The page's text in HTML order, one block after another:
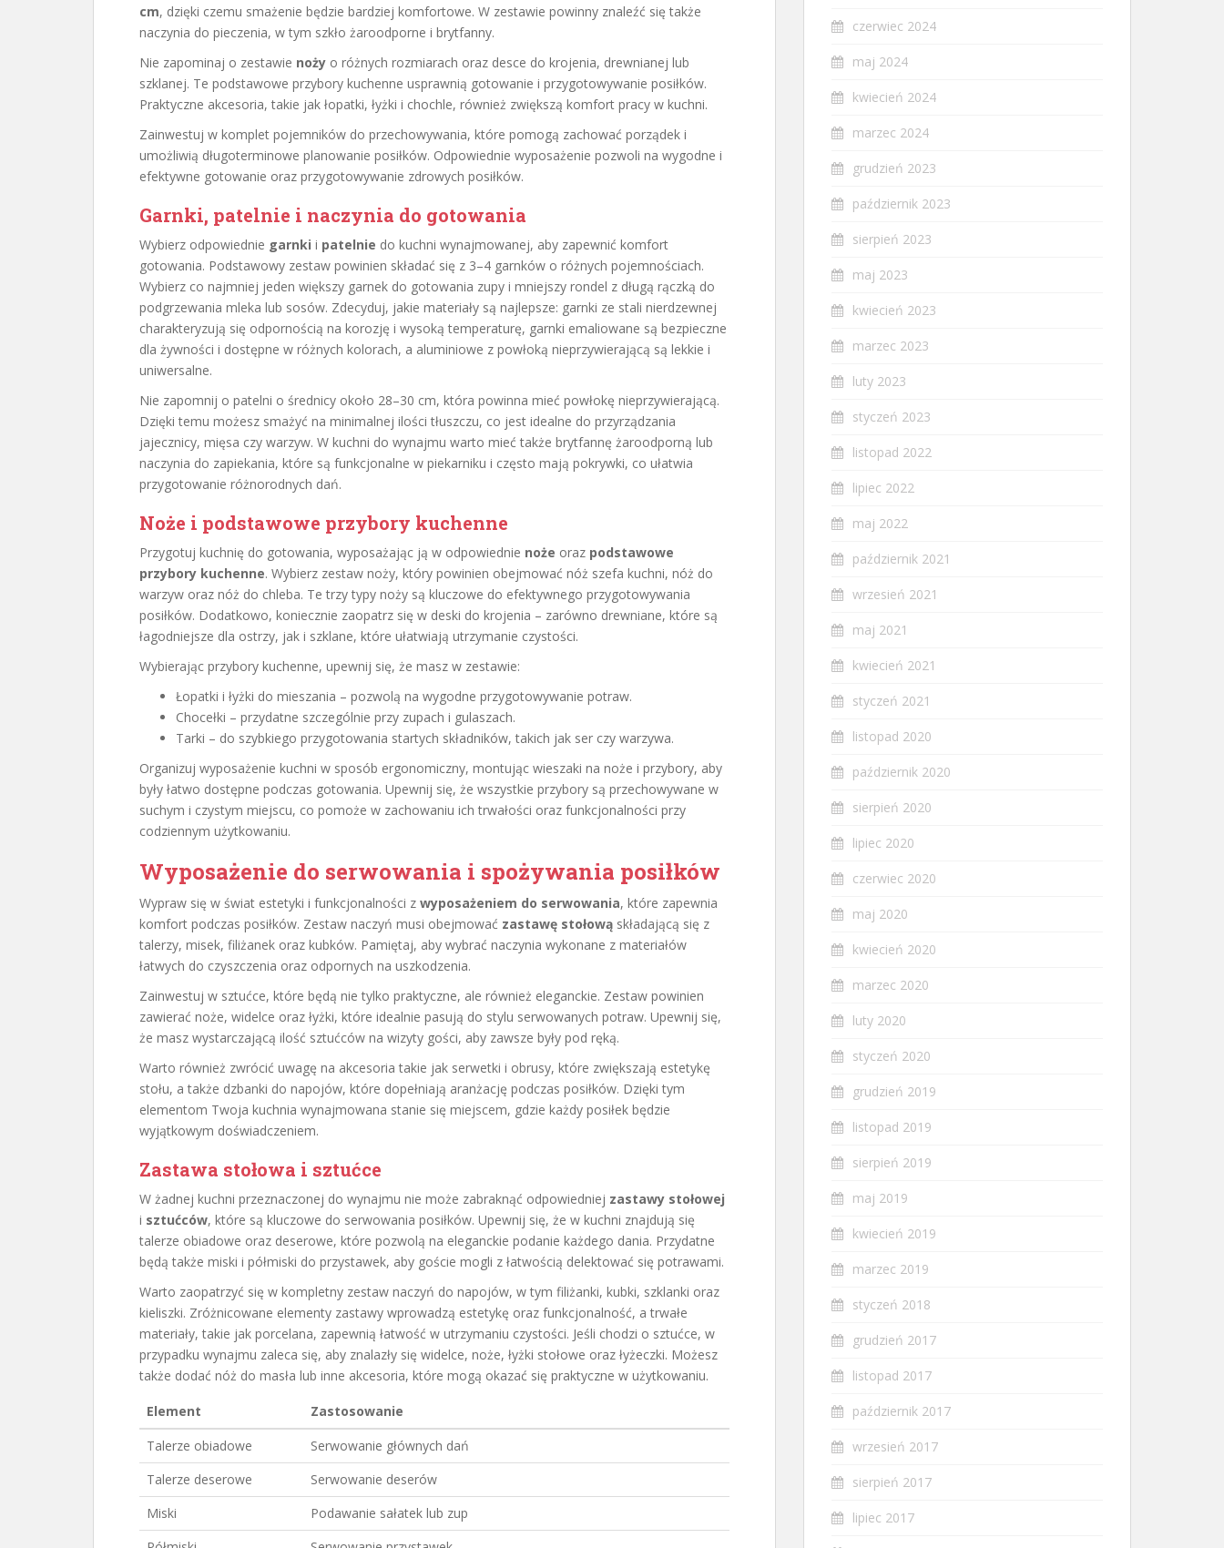
cm, dzięki czemu smażenie będzie bardziej komfortowe. W zestawie powinny znaleźć się także
naczynia do pieczenia, w tym szkło żaroodporne i brytfanny.
Nie zapominaj o zestawie noży o różnych rozmiarach oraz desce do krojenia, drewnianej lub
szklanej. Te podstawowe przybory kuchenne usprawnią gotowanie i przygotowywanie posiłków.
Praktyczne akcesoria, takie jak łopatki, łyżki i chochle, również zwiększą komfort pracy w kuchni.
Zainwestuj w komplet pojemników do przechowywania, które pomogą zachować porządek i
umożliwią długoterminowe planowanie posiłków. Odpowiednie wyposażenie pozwoli na wygodne i
efektywne gotowanie oraz przygotowywanie zdrowych posiłków.
Garnki, patelnie i naczynia do gotowania
Wybierz odpowiednie garnki i patelnie do kuchni wynajmowanej, aby zapewnić komfort
gotowania. Podstawowy zestaw powinien składać się z 3–4 garnków o różnych pojemnościach.
Wybierz co najmniej jeden większy garnek do gotowania zupy i mniejszy rondel z długą rączką do
podgrzewania mleka lub sosów. Zdecyduj, jakie materiały są najlepsze: garnki ze stali nierdzewnej
charakteryzują się odpornością na korozję i wysoką temperaturę, garnki emaliowane są bezpieczne
dla żywności i dostępne w różnych kolorach, a aluminiowe z powłoką nieprzywierającą są lekkie i
uniwersalne.
Nie zapomnij o patelni o średnicy około 28–30 cm, która powinna mieć powłokę nieprzywierającą.
Dzięki temu możesz smażyć na minimalnej ilości tłuszczu, co jest idealne do przyrządzania
jajecznicy, mięsa czy warzyw. W kuchni do wynajmu warto mieć także brytfannę żaroodporną lub
naczynia do zapiekania, które są funkcjonalne w piekarniku i często mają pokrywki, co ułatwia
przygotowanie różnorodnych dań.
Noże i podstawowe przybory kuchenne
Przygotuj kuchnię do gotowania, wyposażając ją w odpowiednie noże oraz podstawowe
przybory kuchenne. Wybierz zestaw noży, który powinien obejmować nóż szefa kuchni, nóż do
warzyw oraz nóż do chleba. Te trzy typy noży są kluczowe do efektywnego przygotowywania
posiłków. Dodatkowo, koniecznie zaopatrz się w deski do krojenia – zarówno drewniane, które są
łagodniejsze dla ostrzy, jak i szklane, które ułatwiają utrzymanie czystości.
Wybierając przybory kuchenne, upewnij się, że masz w zestawie:
Łopatki i łyżki do mieszania – pozwolą na wygodne przygotowywanie potraw.
Chocełki – przydatne szczególnie przy zupach i gulaszach.
Tarki – do szybkiego przygotowania startych składników, takich jak ser czy warzywa.
Organizuj wyposażenie kuchni w sposób ergonomiczny, montując wieszaki na noże i przybory, aby
były łatwo dostępne podczas gotowania. Upewnij się, że wszystkie przybory są przechowywane w
suchym i czystym miejscu, co pomoże w zachowaniu ich trwałości oraz funkcjonalności przy
codziennym użytkowaniu.
Wyposażenie do serwowania i spożywania posiłków
Wypraw się w świat estetyki i funkcjonalności z wyposażeniem do serwowania, które zapewnia
komfort podczas posiłków. Zestaw naczyń musi obejmować zastawę stołową składającą się z
talerzy, misek, filiżanek oraz kubków. Pamiętaj, aby wybrać naczynia wykonane z materiałów
łatwych do czyszczenia oraz odpornych na uszkodzenia.
Zainwestuj w sztućce, które będą nie tylko praktyczne, ale również eleganckie. Zestaw powinien
zawierać noże, widelce oraz łyżki, które idealnie pasują do stylu serwowanych potraw. Upewnij się,
że masz wystarczającą ilość sztućców na wizyty gości, aby zawsze były pod ręką.
Warto również zwrócić uwagę na akcesoria takie jak serwetki i obrusy, które zwiększają estetykę
stołu, a także dzbanki do napojów, które dopełniają aranżację podczas posiłków. Dzięki tym
elementom Twoja kuchnia wynajmowana stanie się miejscem, gdzie każdy posiłek będzie
wyjątkowym doświadczeniem.
Zastawa stołowa i sztućce
W żadnej kuchni przeznaczonej do wynajmu nie może zabraknąć odpowiedniej zastawy stołowej
i sztućców, które są kluczowe do serwowania posiłków. Upewnij się, że w kuchni znajdują się
talerze obiadowe oraz deserowe, które pozwolą na eleganckie podanie każdego dania. Przydatne
będą także miski i półmiski do przystawek, aby goście mogli z łatwością delektować się potrawami.
Warto zaopatrzyć się w kompletny zestaw naczyń do napojów, w tym filiżanki, kubki, szklanki oraz
kieliszki. Zróżnicowane elementy zastawy wprowadzą estetykę oraz funkcjonalność, a trwałe
materiały, takie jak porcelana, zapewnią łatwość w utrzymaniu czystości. Jeśli chodzi o sztućce, w
przypadku wynajmu zaleca się, aby znalazły się widelce, noże, łyżki stołowe oraz łyżeczki. Możesz
także dodać nóż do masła lub inne akcesoria, które mogą okazać się praktyczne w użytkowaniu.
Element
Zastosowanie
Talerze obiadowe
Serwowanie głównych dań
Talerze deserowe
Serwowanie deserów
Miski
Podawanie sałatek lub zup
czerwiec 2024
maj 2024
kwiecień 2024
marzec 2024
grudzień 2023
październik 2023
sierpień 2023
maj 2023
kwiecień 2023
marzec 2023
luty 2023
styczeń 2023
listopad 2022
lipiec 2022
maj 2022
październik 2021
wrzesień 2021
maj 2021
kwiecień 2021
styczeń 2021
listopad 2020
październik 2020
sierpień 2020
lipiec 2020
czerwiec 2020
maj 2020
kwiecień 2020
marzec 2020
luty 2020
styczeń 2020
grudzień 2019
listopad 2019
sierpień 2019
maj 2019
kwiecień 2019
marzec 2019
styczeń 2018
grudzień 2017
listopad 2017
październik 2017
wrzesień 2017
sierpień 2017
lipiec 2017